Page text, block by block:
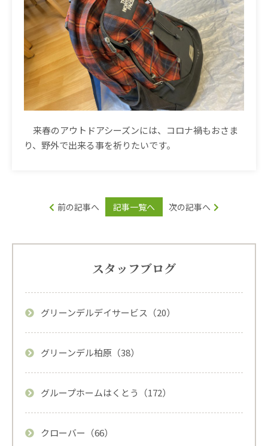
来春のアウトドアシーズンには、コロナ禍もおさま
り、野外で出来る事を祈りたいです。
前の記事へ 記事一覧へ 次の記事へ
スタッフブログ
グリーンデルデイサービス（20）
グリーンデル柏原（38）
グループホームはくとう（172）
クローバー（66）